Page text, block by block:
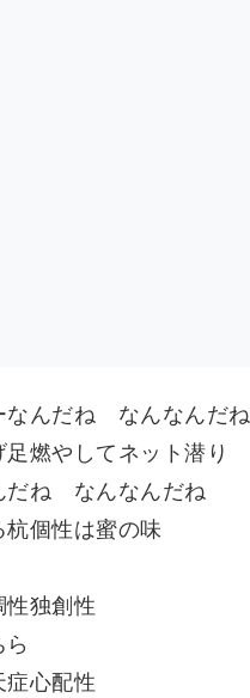
なんだね なんなんだね
足燃やしてネット潜り
だね なんなんだね
杭個性は蜜の味
性独創性
ら
症心配性